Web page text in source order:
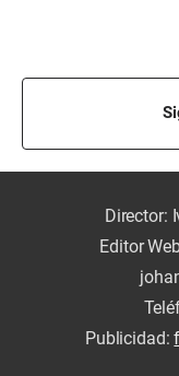
Director:
Editor
Publicidad: